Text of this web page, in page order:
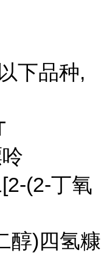
下品种,
(2-丁氧
醇)四氢糠